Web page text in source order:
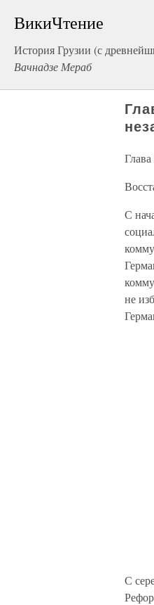
ВикиЧтение
История Грузии (с
Вачнадзе Мераб
С
не
С